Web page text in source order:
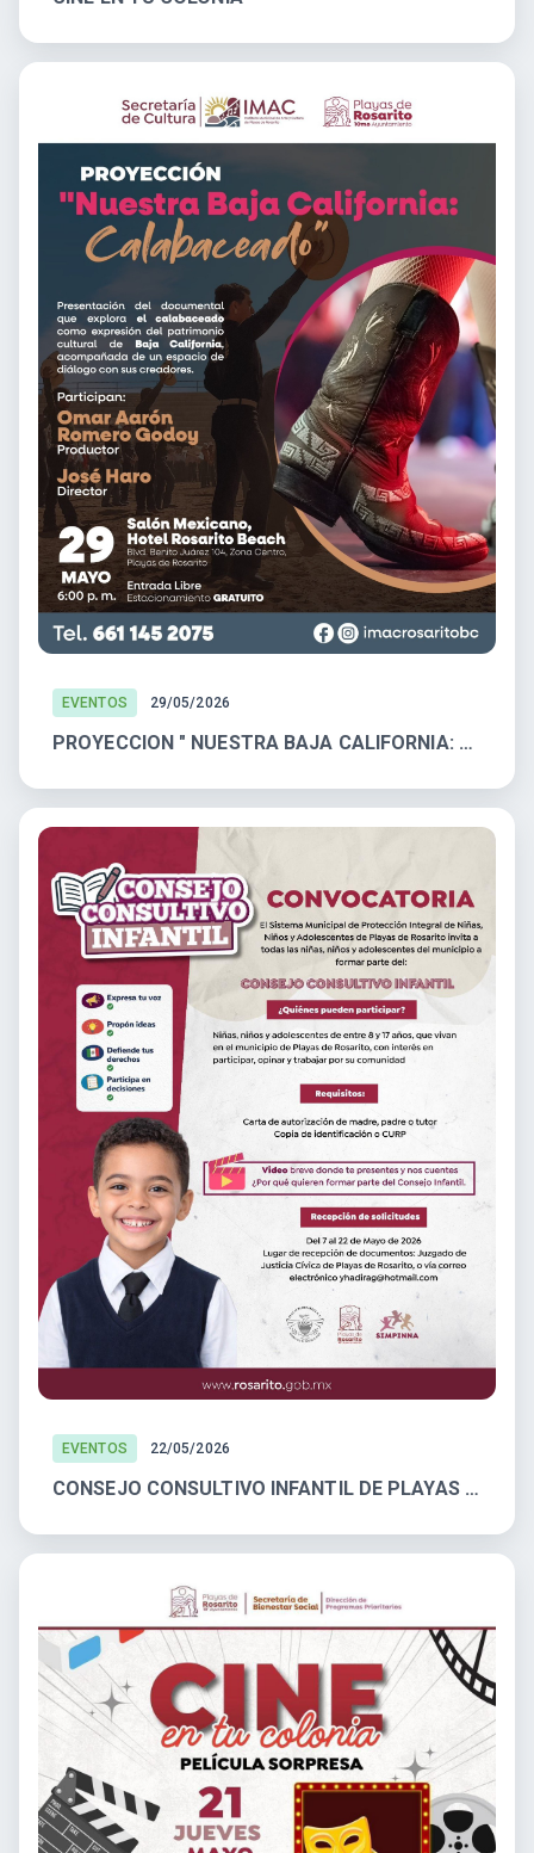
EVENTOS 29/05/2026
PROYECCION " NUESTRA BAJA CALIFORNIA: CALABACEADO"
EVENTOS 22/05/2026
CONSEJO CONSULTIVO INFANTIL DE PLAYAS DE ROSARITO